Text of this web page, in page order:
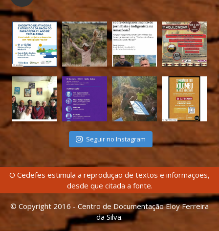
Seguir no Instagram
O Cedefes estimula a reprodução de textos e informações,
desde que citada a fonte.
© Copyright 2016 - Centro de Documentação Eloy Ferreira
da Silva.